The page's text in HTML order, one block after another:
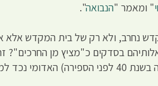
" ומאמר "הנבואה".
נחרב, ולא רק של בית המקדש אלא
בסדקים כ"מציץ מן
המקדש. קיר חיזוק זה בנה הורדוס (שמלך על